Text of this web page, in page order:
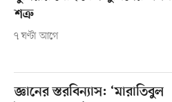
শত্রু
৭ ঘণ্টা আগে
জ্ঞানের স্তরবিন্যাস: ‘মারাতিবুল